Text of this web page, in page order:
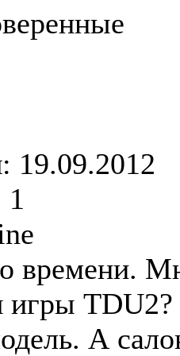
19.09.2012
времени.
игры
А